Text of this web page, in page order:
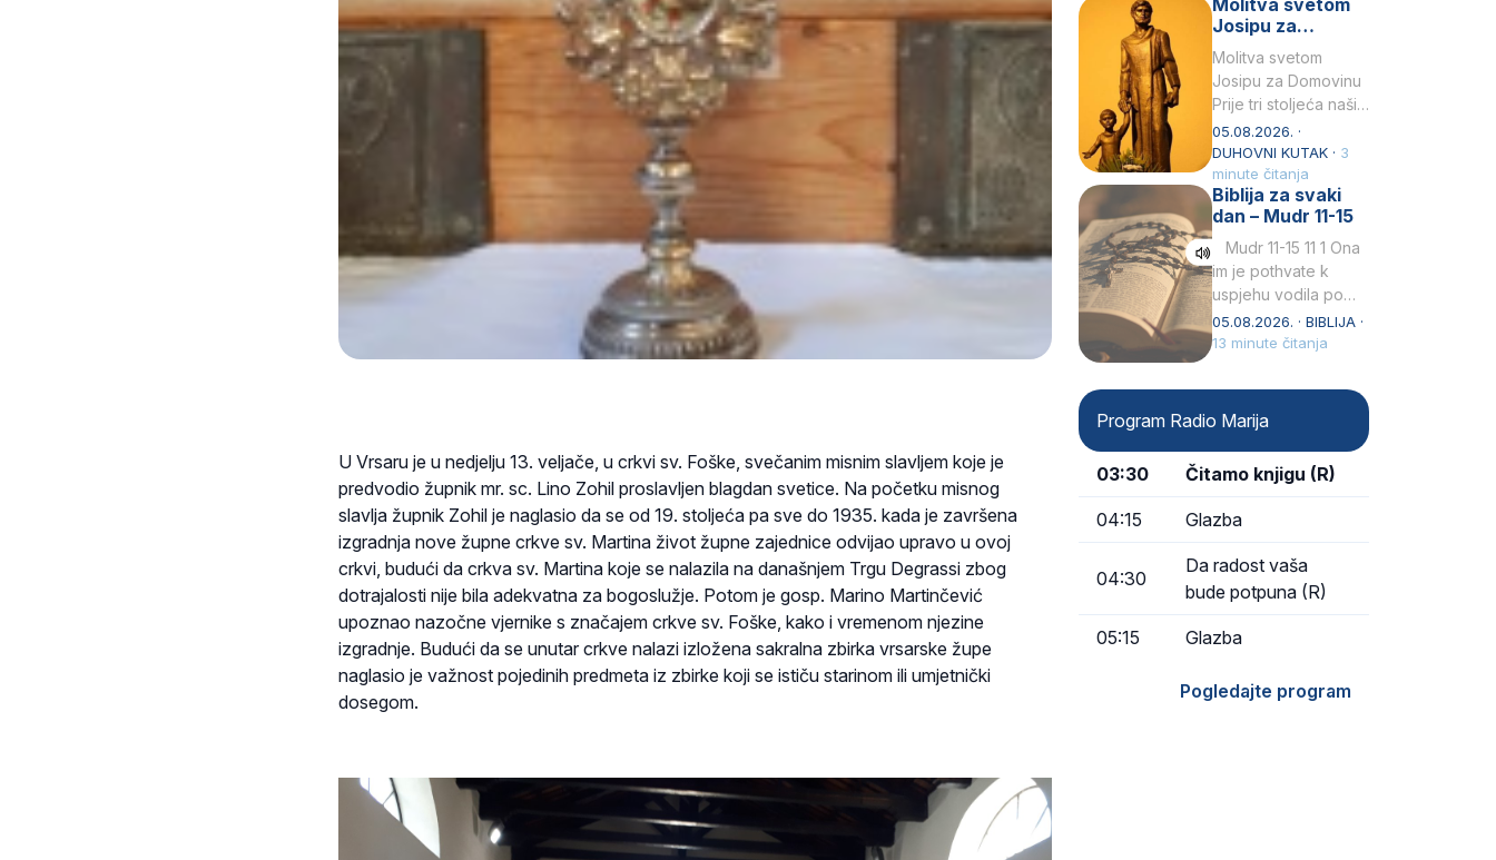
U Vrsaru je u nedjelju 13. veljače, u crkvi sv. Foške, svečanim misnim slavljem koje je
predvodio župnik mr. sc. Lino Zohil proslavljen blagdan svetice. Na početku misnog
slavlja župnik Zohil je naglasio da se od 19. stoljeća pa sve do 1935. kada je završena
izgradnja nove župne crkve sv. Martina život župne zajednice odvijao upravo u ovoj
crkvi, budući da crkva sv. Martina koje se nalazila na današnjem Trgu Degrassi zbog
dotrajalosti nije bila adekvatna za bogoslužje. Potom je gosp. Marino Martinčević
upoznao nazočne vjernike s značajem crkve sv. Foške, kako i vremenom njezine
izgradnje. Budući da se unutar crkve nalazi izložena sakralna zbirka vrsarske župe
naglasio je važnost pojedinih predmeta iz zbirke koji se ističu starinom ili umjetnički
dosegom.
Snježna. Ovaj naziv,
Sancta Maria…
Molitva svetom
Josipu za
Domovinu
Molitva svetom
Josipu za Domovinu
Prije tri stoljeća naši
su pradjedovi
odlučili, svečano
izjavili i službeno
proglasili da Ti, brižni
Poočime Isusov,…
05.08.2026. ·
DUHOVNI KUTAK · 3
minute čitanja
Biblija za svaki
dan – Mudr 11-15
Mudr 11-15 11 1 Ona
im je pothvate k
uspjehu vodila po
ruci proroka svetog2
kad su prohodili
dizali…
05.08.2026. · BIBLIJA ·
13 minute čitanja
Program Radio Marija
03:30 Čitamo knjigu (R)
04:15 Glazba
04:30
Da radost vaša
bude potpuna (R)
05:15 Glazba
Pogledajte program